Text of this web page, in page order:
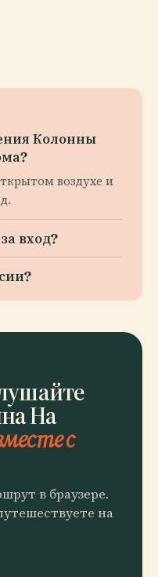
Колонны
воздухе и
вход?
На
с
в браузере.
на